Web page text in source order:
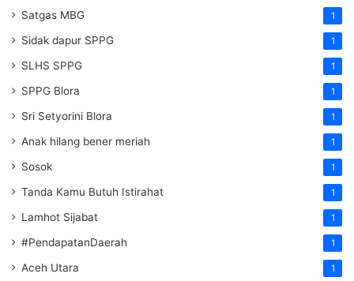
Satgas MBG 1
Sidak dapur SPPG 1
SLHS SPPG 1
SPPG Blora 1
Sri Setyorini Blora 1
Anak hilang bener meriah 1
Sosok 1
Tanda Kamu Butuh Istirahat 1
Lamhot Sijabat 1
#PendapatanDaerah 1
Aceh Utara 1